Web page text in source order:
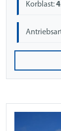
Korblast: